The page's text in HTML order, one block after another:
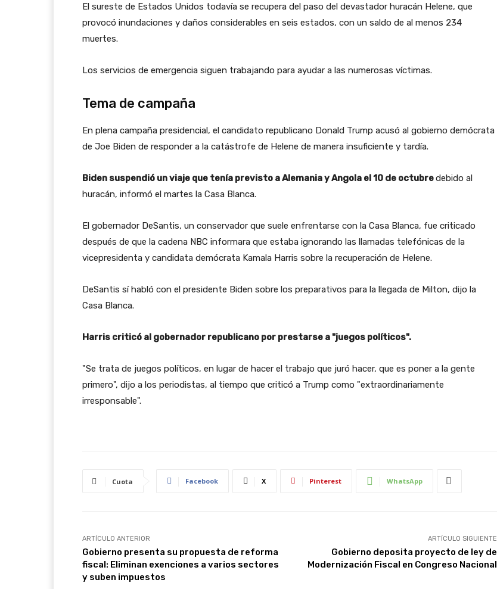
El sureste de Estados Unidos todavía se recupera del paso del devastador huracán Helene, que
provocó inundaciones y daños considerables en seis estados, con un saldo de al menos 234
muertes.
Los servicios de emergencia siguen trabajando para ayudar a las numerosas víctimas.
Tema de campaña
En plena campaña presidencial, el candidato republicano Donald Trump acusó al gobierno demócrata
de Joe Biden de responder a la catástrofe de Helene de manera insuficiente y tardía.
Biden suspendió un viaje que tenía previsto a Alemania y Angola el 10 de octubredebido al
huracán, informó el martes la Casa Blanca.
El gobernador DeSantis, un conservador que suele enfrentarse con la Casa Blanca, fue criticado
después de que la cadena NBC informara que estaba ignorando las llamadas telefónicas de la
vicepresidenta y candidata demócrata Kamala Harris sobre la recuperación de Helene.
DeSantis sí habló con el presidente Biden sobre los preparativos para la llegada de Milton, dijo la
Casa Blanca.
Harris criticó al gobernador republicano por prestarse a "juegos políticos".
"Se trata de juegos políticos, en lugar de hacer el trabajo que juró hacer, que es poner a la gente
primero", dijo a los periodistas, al tiempo que criticó a Trump como "extraordinariamente
irresponsable".
Cuota Facebook X Pinterest WhatsApp
ARTÍCULO ANTERIOR
Gobierno presenta su propuesta de reforma
fiscal: Eliminan exenciones a varios sectores
y suben impuestos
ARTÍCULO SIGUIENTE
Gobierno deposita proyecto de ley de
Modernización Fiscal en Congreso Nacional